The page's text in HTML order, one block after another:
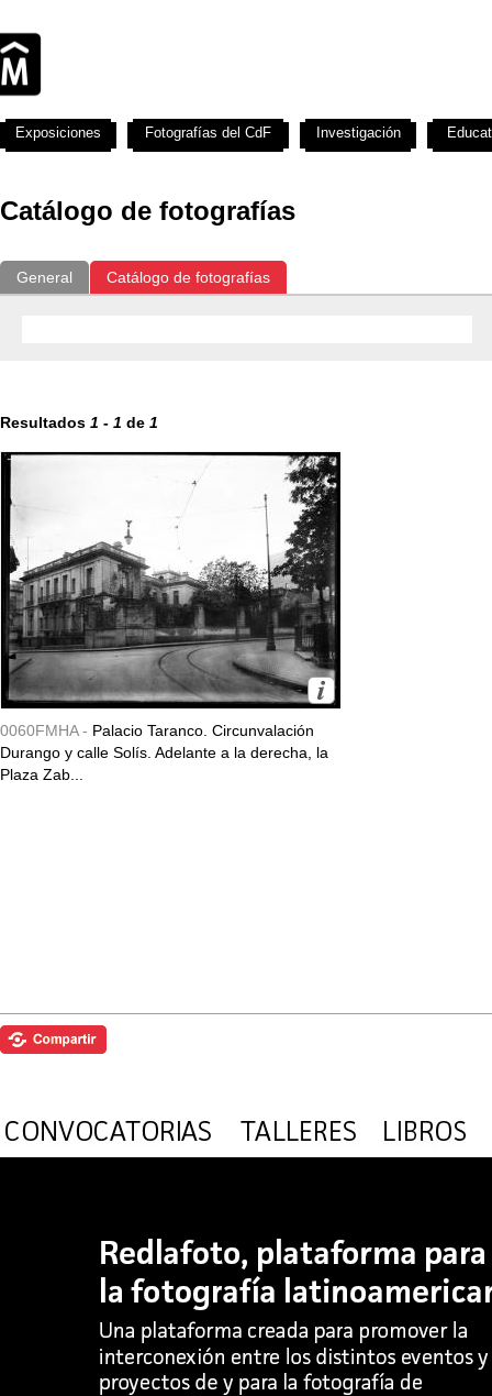
Catálogo de fotografías
General Catálogo de fotografías
Resultados 1 - 1 de 1
0060FMHA - Palacio Taranco. Circunvalación
Durango y calle Solís. Adelante a la derecha, la
Plaza Zab...
Exposiciones Fotografías del CdF Investigación